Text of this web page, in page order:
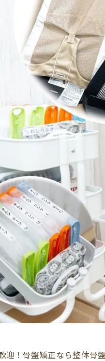
迎！骨盤矯正なら整体骨